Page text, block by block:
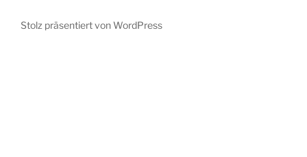
Stolz präsentiert von WordPress